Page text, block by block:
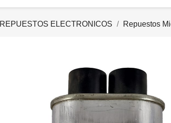
REPUESTOS ELECTRONICOS Repuestos